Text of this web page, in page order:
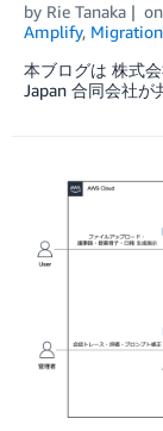
by Rie Tanaka on
Amplify, Migration
本ブログは 株式
Japan 合同会社